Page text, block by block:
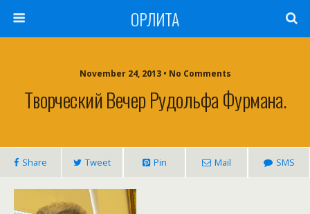
ОРЛИТА
November 24, 2013 • No Comments
Творческий Вечер Рудольфа Фурмана.
Share Tweet Pin Mail SMS